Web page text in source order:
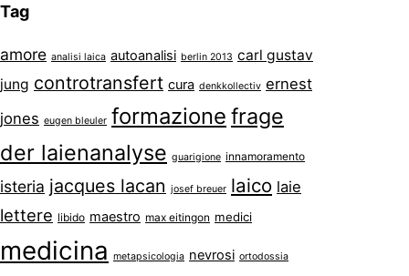
Tag
amore analisi laica autoanalisi berlin 2013 carl gustav
jung controtransfert cura denkkollectiv ernest
jones eugen bleuler formazione frage
der laienanalyse guarigione innamoramento
isteria jacques lacan josef breuer laico laie
lettere libido maestro max eitingon medici
medicina metapsicologia nevrosi ortodossia